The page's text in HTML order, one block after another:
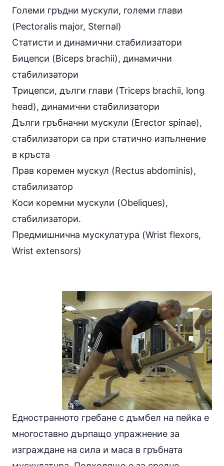
Големи гръдни мускули, големи глави
(Pectoralis major, Sternal)
Статисти и динамични стабилизатори
Бицепси (Biceps brachii), динамични
стабилизатори
Трицепси, дълги глави (Triceps brachii, long
head), динамични стабилизатори
Дълги гръбначни мускули (Erector spinae),
стабилизатори са при статично изпълнение
в кръста
Прав коремен мускул (Rectus abdominis),
стабилизатор
Коси коремни мускули (Obeliques),
стабилизатори.
Предмишнична мускулатура (Wrist flexors,
Wrist extensors)
Едностранното гребане с дъмбел на пейка е
многоставно дърпащо упражнение за
изграждане на сила и маса в гръбната